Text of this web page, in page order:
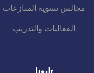
مجالس تسوية المنازعات
الفعاليات والتدريب